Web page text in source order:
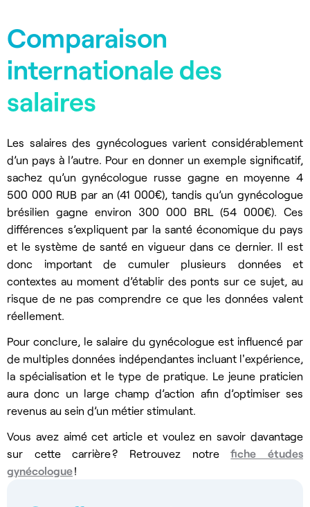
Comparaison
internationale des
salaires
Les salaires des gynécologues varient considérablement
d’un pays à l’autre. Pour en donner un exemple significatif,
sachez qu’un gynécologue russe gagne en moyenne 4
500 000 RUB par an (41 000€), tandis qu’un gynécologue
brésilien gagne environ 300 000 BRL (54 000€). Ces
différences s’expliquent par la santé économique du pays
et le système de santé en vigueur dans ce dernier. Il est
donc important de cumuler plusieurs données et
contextes au moment d’établir des ponts sur ce sujet, au
risque de ne pas comprendre ce que les données valent
réellement.
Pour conclure, le salaire du gynécologue est influencé par
de multiples données indépendantes incluant l'expérience,
la spécialisation et le type de pratique. Le jeune praticien
aura donc un large champ d’action afin d’optimiser ses
revenus au sein d’un métier stimulant.
Vous avez aimé cet article et voulez en savoir davantage
sur cette carrière ? Retrouvez notrefiche études
gynécologue!